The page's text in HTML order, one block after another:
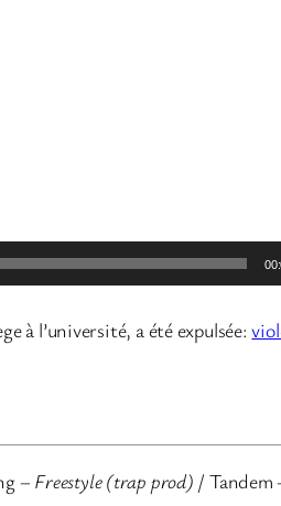
à l’université, a été expulsée:
– Freestyle (trap prod) / Tandem